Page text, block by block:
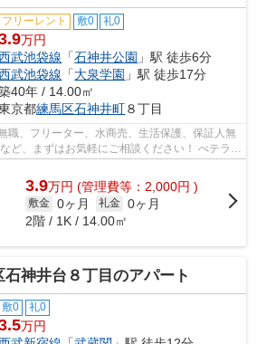
フリーレント 敷0 礼0
万円
武池袋線 「石神井公園 」駅 徒歩6分
武池袋線 「大泉学園 」駅 徒歩17分
40年 / 14.00㎡
京都練馬区石神井町８丁目
職、フリーター、水商売、生活保護、保証人無
ど、まずはお気軽にご相談ください！ べテラン
ご希望...
3.9万円 (管理費等：2,000円 )
敷金 0ヶ月 礼金 0ヶ月
2階 / 1K / 14.00㎡
石神井台８丁目のアパート
敷0 礼0
万円